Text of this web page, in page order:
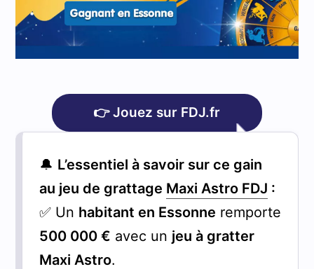
👉 Jouez sur FDJ.fr
🔔 L’essentiel à savoir sur ce gain
au jeu de grattage Maxi Astro FDJ :
✅ Un habitant en Essonne remporte
500 000 € avec un jeu à gratter
Maxi Astro.